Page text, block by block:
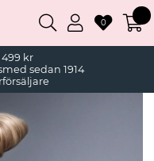
kr
sedan 1914
0